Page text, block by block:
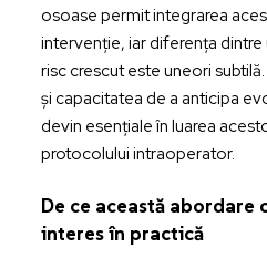
osoase permit integrarea
intervenție, iar diferența dintre
risc crescut este uneori
și capacitatea de a anticipa
devin esențiale în luarea
protocolului intraoperator.
De ce această
interes în practică